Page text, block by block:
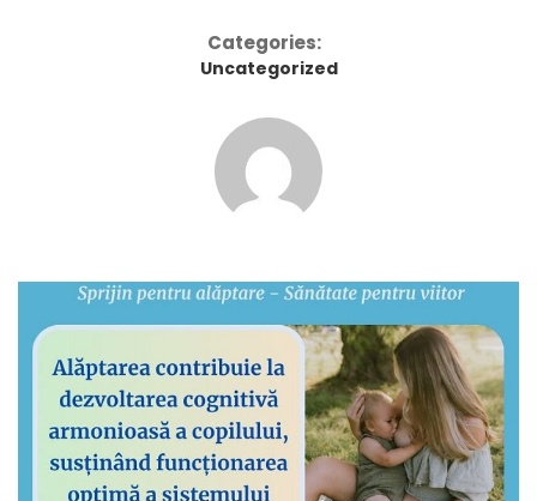
Categories:
Uncategorized